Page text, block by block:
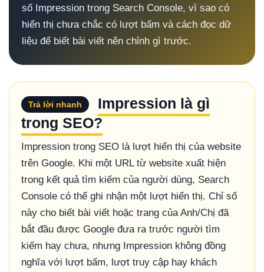
số Impression trong Search Console, vì sao có
hiển thị chưa chắc có lượt bấm và cách đọc dữ
liệu để biết bài viết nên chỉnh gì trước.
Trả lời nhanh
Impression là gì
trong SEO?
Impression trong SEO là lượt hiển thị của website
trên Google. Khi một URL từ website xuất hiện
trong kết quả tìm kiếm của người dùng, Search
Console có thể ghi nhận một lượt hiển thị. Chỉ số
này cho biết bài viết hoặc trang của Anh/Chị đã
bắt đầu được Google đưa ra trước người tìm
kiếm hay chưa, nhưng Impression không đồng
nghĩa với lượt bấm, lượt truy cập hay khách